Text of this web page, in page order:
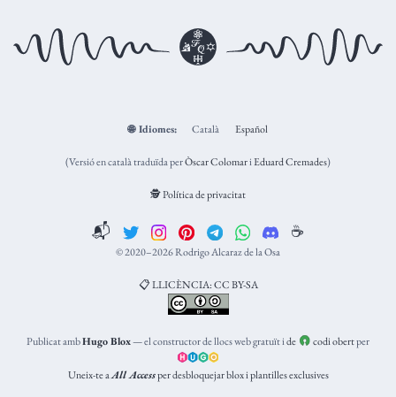
🌐 Idiomes: Català Español
(Versió en català traduïda perÒscar ColomariEduard Cremades)
🕵️ Política de privacitat
📬 ☕️
© 2020–2026 Rodrigo Alcaraz de la Osa
📋 LLICÈNCIA: CC BY-SA
Publicat ambHugo Blox— el constructor de llocs web gratuït ide codi obertper
Uneix-te aAll Accessper desbloquejar blox i plantilles exclusives